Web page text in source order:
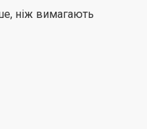
ніж вимагають